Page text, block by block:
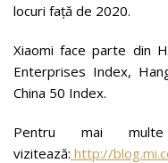
locuri față de 2020.
Xiaomi face parte din
Enterprises Index,
China 50 Index.
Pentru mai
vizitează: http://